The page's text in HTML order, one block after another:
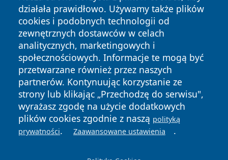
działała prawidłowo. Używamy także plików
cookies i podobnych technologii od
zewnętrznych dostawców w celach
analitycznych, marketingowych i
społecznościowych. Informacje te mogą być
przetwarzane również przez naszych
partnerów. Kontynuując korzystanie ze
strony lub klikając „Przechodzę do serwisu",
wyrażasz zgodę na użycie dodatkowych
plików cookies zgodnie z naszą polityką
prywatności. Zaawansowane ustawienia .
Copyright © 2026 24piaseczno.pl Wszystkie prawa
zastrzeżone.
News Autorzy
Polityka
Prywatności
Polityka
Cookies